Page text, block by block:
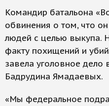
Командир батальона
обвинения о том, что
людей с целью выкупа.
факту похищений и
завела уголовное
Бадрудина Ямадаевых.
«Мы федеральное